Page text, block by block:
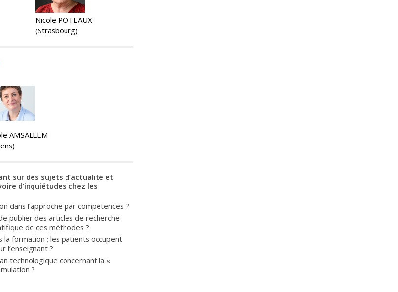
Nicole POTEAUX
(Strasbourg)
AMSALLEM
sur des sujets d’actualité et
d’inquiétudes chez les
dans l’approche par compétences ?
publier des articles de recherche
de ces méthodes ?
la formation ; les patients occupent
l’enseignant ?
technologique concernant la «
?